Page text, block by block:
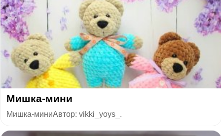
Мишка-мини
Мишка-миниАвтор: vikki_yoys_.